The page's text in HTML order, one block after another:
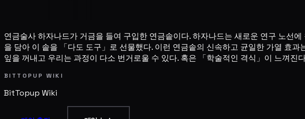
연금술사 하자나드가 거금을 들여 구입한 연금솥이다. 하자나드는 새로운 연구 노선
을 담아 이 솥을 「다도 도구」로 선물했다. 이런 연금솥의 신속하고 균일한 가열 효
잎을 꺼내고 우리는 과정이 다소 번거로울 수 있다. 혹은 「학술적인 격식」이 느껴진
BITTOPUP WIKI
BitTopup Wiki